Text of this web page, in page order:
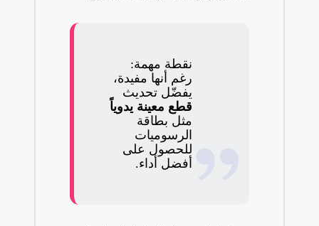
نقطة مهمة:
رغم أنها مفيدة،
يفضّل تحديث
قطع معينة يدوياً
مثل بطاقة
الرسوميات
للحصول على
أفضل أداء.